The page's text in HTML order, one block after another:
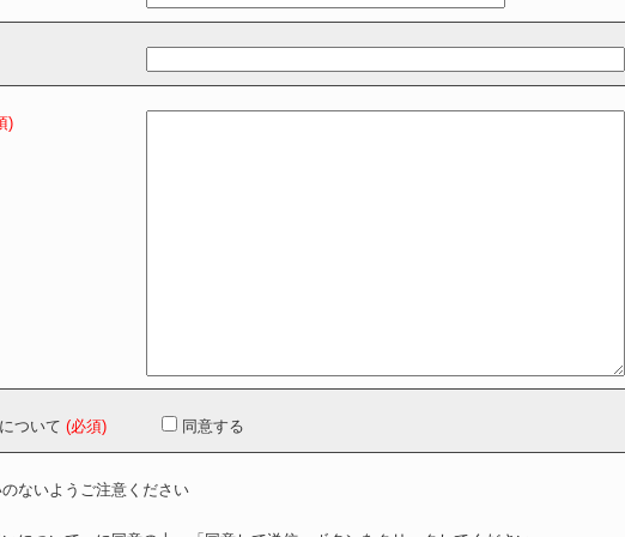
する個人情報
者への提供について
ご自身の個人情報の利用目的の通知、開示、内容の訂正、追加又は削除、利用の停止、
止（”開示等”という）を下記に記す「個人情報保護 苦情・相談窓口」に申し出ることが
)
ついて (必須) 同意する
ないようご注意ください